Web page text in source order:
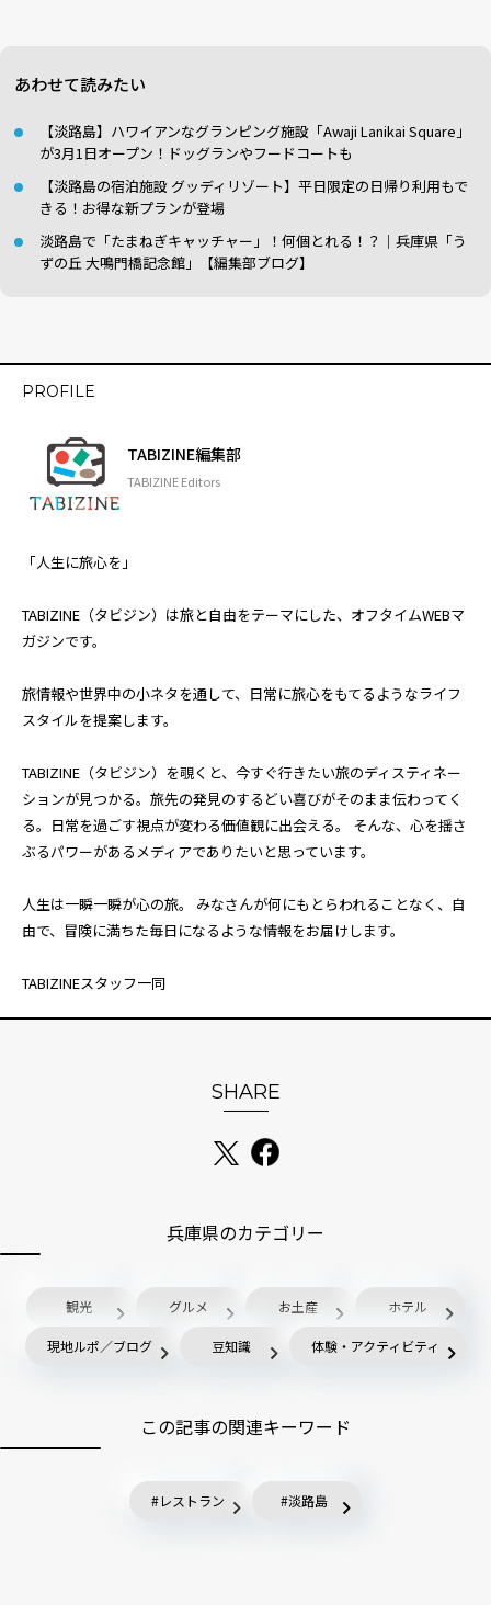
あわせて読みたい
【淡路島】ハワイアンなグランピング施設「Awaji Lanikai Square」
が3月1日オープン！ドッグランやフードコートも
【淡路島の宿泊施設 グッディリゾート】平日限定の日帰り利用もで
きる！お得な新プランが登場
淡路島で「たまねぎキャッチャー」！何個とれる！？｜兵庫県「う
ずの丘 大鳴門橋記念館」【編集部ブログ】
PROFILE
TABIZINE編集部
TABIZINE Editors
「人生に旅心を」
TABIZINE（タビジン）は旅と自由をテーマにした、オフタイムWEBマ
ガジンです。
旅情報や世界中の小ネタを通して、日常に旅心をもてるようなライフ
スタイルを提案します。
TABIZINE（タビジン）を覗くと、今すぐ行きたい旅のディスティネー
ションが見つかる。旅先の発見のするどい喜びがそのまま伝わってく
る。日常を過ごす視点が変わる価値観に出会える。 そんな、心を揺さ
ぶるパワーがあるメディアでありたいと思っています。
人生は一瞬一瞬が心の旅。 みなさんが何にもとらわれることなく、自
由で、冒険に満ちた毎日になるような情報をお届けします。
TABIZINEスタッフ一同
SHARE
兵庫県のカテゴリー
観光 グルメ お土産 ホテル
現地ルポ／ブログ 豆知識 体験・アクティビティ
この記事の関連キーワード
レストラン 淡路島